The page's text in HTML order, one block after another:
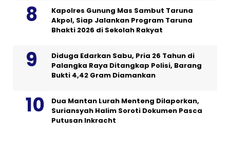
Kapolres Gunung Mas Sambut Taruna
Akpol, Siap Jalankan Program Taruna
Bhakti 2026 di Sekolah Rakyat
Diduga Edarkan Sabu, Pria 26 Tahun di
Palangka Raya Ditangkap Polisi, Barang
Bukti 4,42 Gram Diamankan
Dua Mantan Lurah Menteng Dilaporkan,
Suriansyah Halim Soroti Dokumen Pasca
Putusan Inkracht